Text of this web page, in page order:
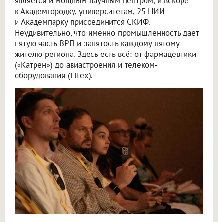
к Академгородку, университетам, 25 НИИ
и Академпарку присоединится СКИФ.
Неудивительно, что именно промышленность даёт
пятую часть ВРП и занятость каждому пятому
жителю региона. Здесь есть всё: от фармацевтики
(«Катрен») до авиастроения и телеком-
оборудования (Eltex).